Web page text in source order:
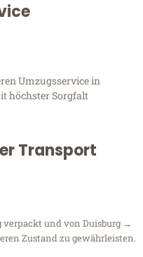
Umzugsservice in
höchster Sorgfalt
Transport
und von Duisburg →
Zustand zu gewährleisten.